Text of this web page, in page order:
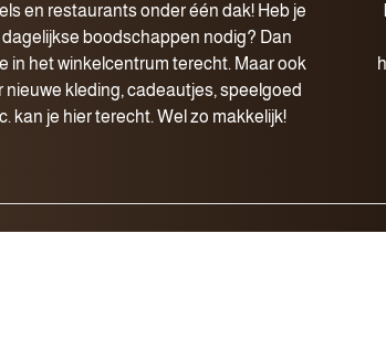
en restaurants onder één dak! Heb je
boodschappen nodig? Dan
in het winkelcentrum terecht. Maar ook
nieuwe kleding, cadeautjes, speelgoed
kan je hier terecht. Wel zo makkelijk!